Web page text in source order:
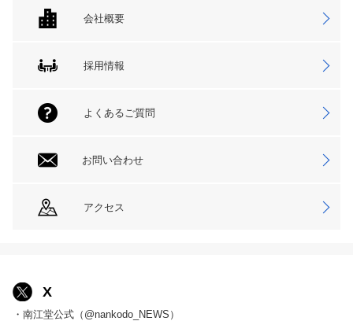
会社概要
採用情報
よくあるご質問
お問い合わせ
アクセス
X
・南江堂公式（@nankodo_NEWS）